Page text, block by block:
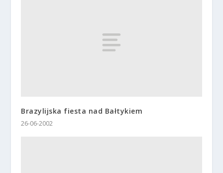
Brazylijska fiesta nad Bałtykiem
26-06-2002